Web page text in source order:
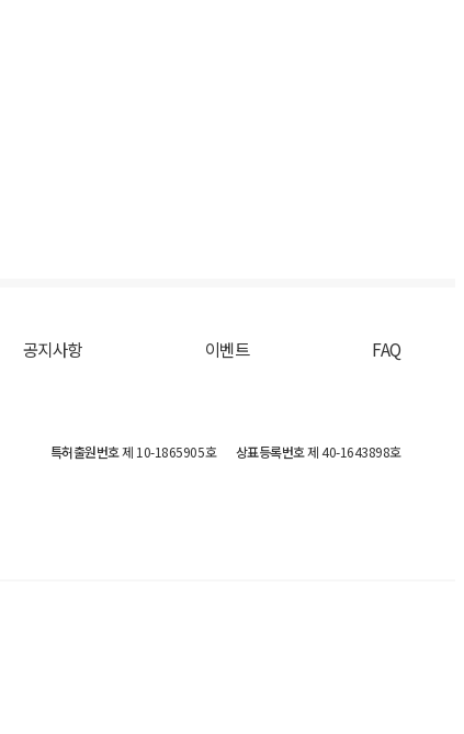
공지사항 이벤트 FAQ
특허출원번호제 10-1865905호 상표등록번호제 40-1643898호